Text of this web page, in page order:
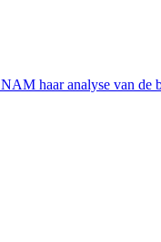
haar analyse van de